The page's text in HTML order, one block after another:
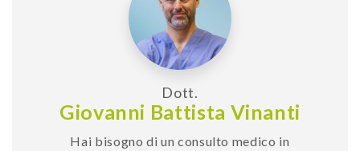
Dott.
Giovanni Battista Vinanti
Hai bisogno di un consulto medico in